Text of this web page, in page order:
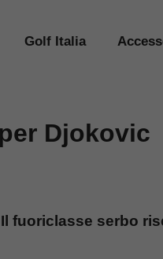
Golf Italia
Djokovic
fuoriclasse serbo